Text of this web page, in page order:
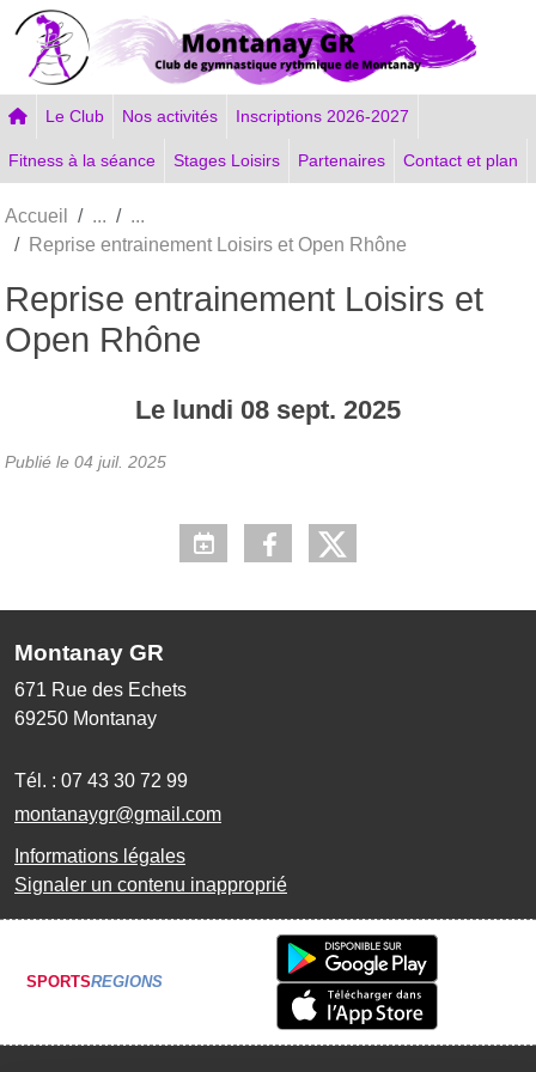
Le Club Nos activités Inscriptions 2026-2027
Fitness à la séance Stages Loisirs Partenaires Contact et plan
Accueil
Reprise entrainement Loisirs et Open Rhône
Reprise entrainement Loisirs et
Open Rhône
Le lundi 08 sept. 2025
Publié le 04 juil. 2025
Montanay GR
671 Rue des Echets
69250 Montanay
Tél. : 07 43 30 72 99
montanaygr@gmail.com
Informations légales
Signaler un contenu inapproprié
SPORTSREGIONS
Panneau de gestion des cookies